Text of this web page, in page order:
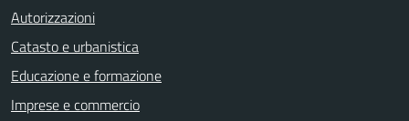
Autorizzazioni
Catasto e urbanistica
Educazione e formazione
Imprese e commercio